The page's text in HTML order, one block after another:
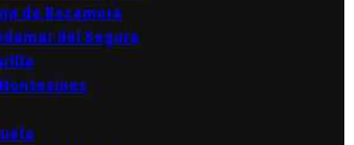
de Rocamora
del Segura